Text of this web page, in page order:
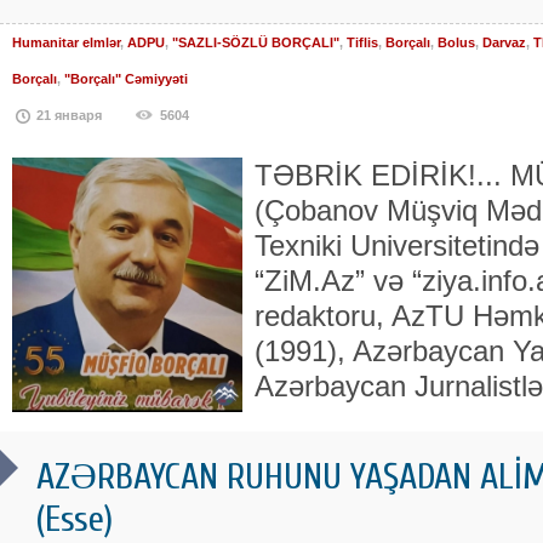
Humanitar elmlər, ADPU, "SAZLI-SÖZLÜ BORÇALI", Tiflis, Borçalı, Bolus, Darvaz,
Borçalı, "Borçalı" Cəmiyyəti
21 января 5604
TƏBRİK EDİRİK!...
(Çobanov Müşviq
Texniki
“ZiM.Az” və
redaktoru, AzTU
(1991), Azər­baycan
Azərbaycan
AZƏRBAYCAN RUHUNU YAŞADAN
(Esse)